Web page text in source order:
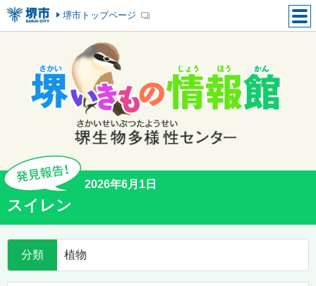
堺市トップページ
2026年6月1日
スイレン
分類 植物